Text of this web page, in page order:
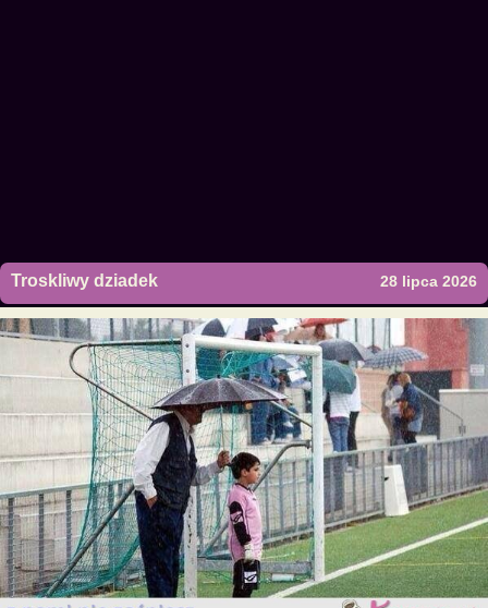
Troskliwy dziadek 28 lipca 2026